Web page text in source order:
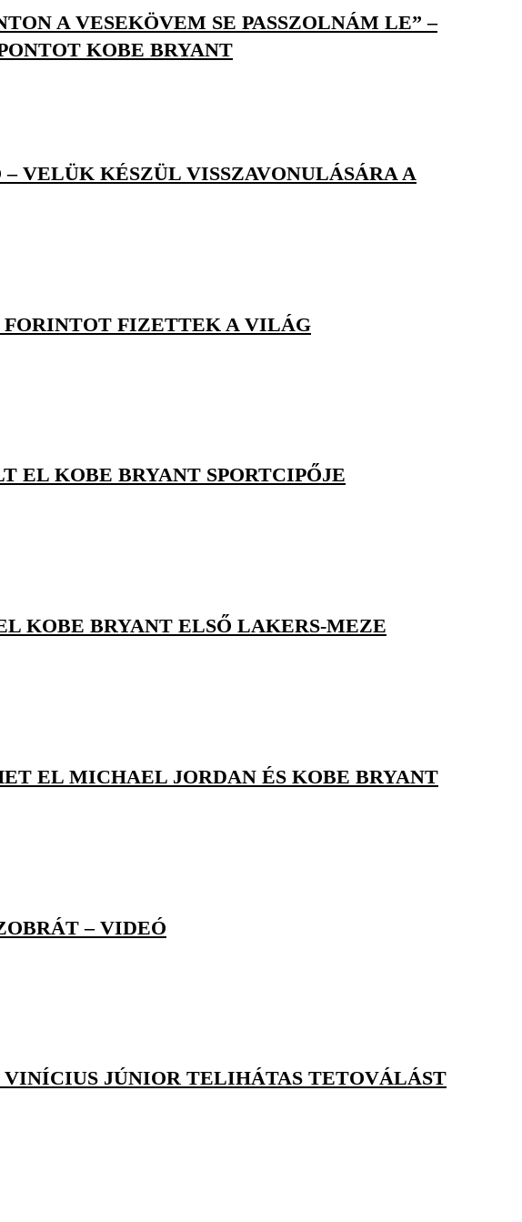
A VESEKÖVEM SE PASSZOLNÁM LE” –
KOBE BRYANT
VELÜK KÉSZÜL VISSZAVONULÁSÁRA A
FIZETTEK A VILÁG
EL KOBE BRYANT SPORTCIPŐJE
KOBE BRYANT ELSŐ LAKERS-MEZE
EL MICHAEL JORDAN ÉS KOBE BRYANT
– VIDEÓ
VINÍCIUS JÚNIOR TELIHÁTAS TETOVÁLÁST